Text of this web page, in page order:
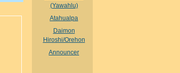
(Yawahlu)
Atahualpa
Daimon
Hiroshi/Orehon
Announcer